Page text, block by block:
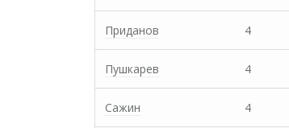
Приданов 4
Пушкарев 4
Сажин 4